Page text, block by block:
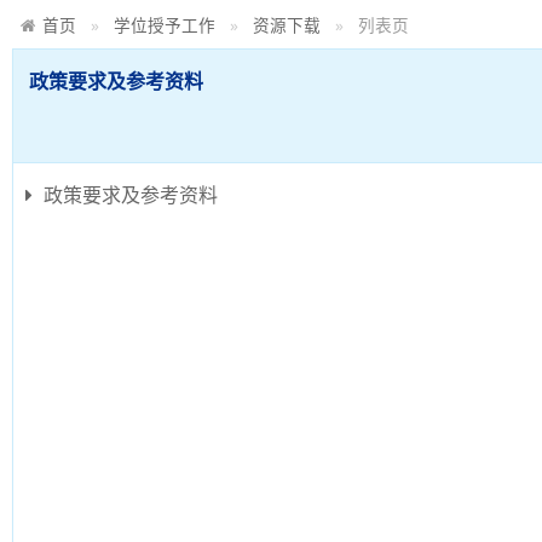
首页 学位授予工作 资源下载 列表页
政策要求及参考资料
政策要求及参考资料